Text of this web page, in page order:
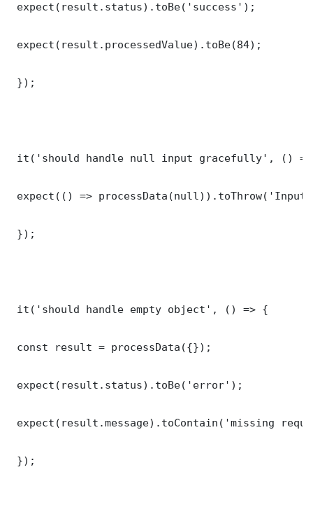
expect(result.status).toBe('success');
expect(result.processedValue).toBe(84);
});
it('should handle null input gracefully', ()
expect(() =>
});
it('should handle empty object', () => {
const result = processData({});
expect(result.status).toBe('error');
expect(result.message).toContain('missing
});